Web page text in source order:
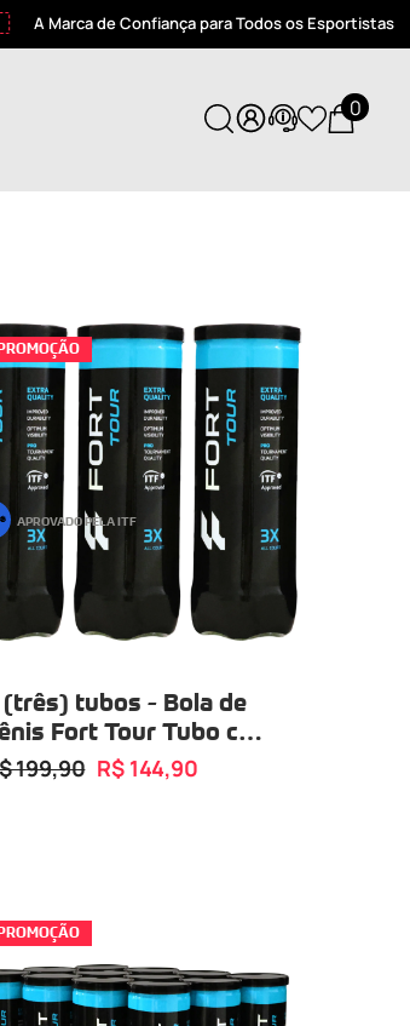
Confiança para Todos os Esportistas Ganhe 10%
00
APROVADO PELA ITF
(três) tubos - Bola de
Fort Tour Tubo com
Bolas
199,90 R$ 144,90